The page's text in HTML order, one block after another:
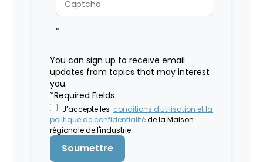
*
You can sign up to receive email
updates from topics that may interest
you.
*Required Fields
J’accepte les conditions d'utilisation et la
politique de confidentialitéde la Maison
régionale de l'industrie.